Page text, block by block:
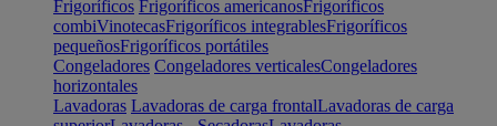
Frigoríficos Frigoríficos americanosFrigoríficos
combiVinotecasFrigoríficos integrablesFrigoríficos
pequeñosFrigoríficos portátiles
Congeladores Congeladores verticalesCongeladores
horizontales
Lavadoras Lavadoras de carga frontalLavadoras de carga